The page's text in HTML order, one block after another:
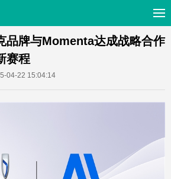
品牌与Momenta达成战略合作
赛程
04-22 15:04:14